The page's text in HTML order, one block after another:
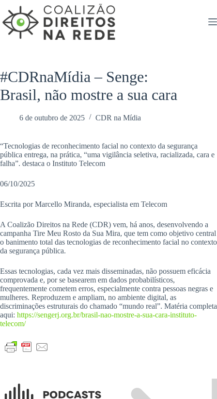
para
o
conteúdo
#CDRnaMídia – Senge:
Brasil, não mostre a sua cara
6 de outubro de 2025 CDR na Mídia
“Tecnologias de reconhecimento facial no contexto da segurança
pública entrega, na prática, “uma vigilância seletiva, racializada, cara e
falha”. destaca o Instituto Telecom
06/10/2025
Escrita por Marcello Miranda, especialista em Telecom
A Coalizão Direitos na Rede (CDR) vem, há anos, desenvolvendo a
campanha Tire Meu Rosto da Sua Mira, que tem como objetivo central
o banimento total das tecnologias de reconhecimento facial no contexto
da segurança pública.
Essas tecnologias, cada vez mais disseminadas, não possuem eficácia
comprovada e, por se basearem em dados probabilísticos,
frequentemente cometem erros, especialmente contra pessoas negras e
mulheres. Reproduzem e ampliam, no ambiente digital, as
discriminações estruturais do chamado “mundo real”. Matéria completa
aqui: https://sengerj.org.br/brasil-nao-mostre-a-sua-cara-instituto-
telecom/